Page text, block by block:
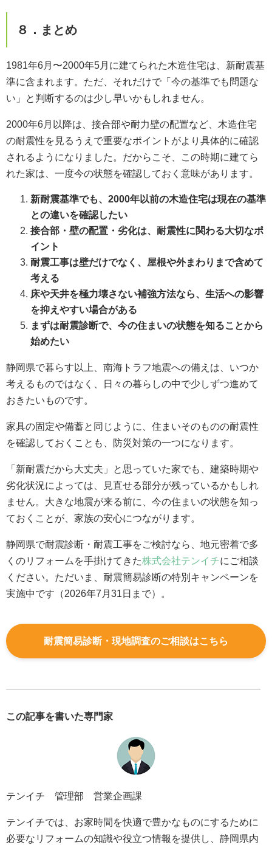
８．まとめ
1981年6月〜2000年5月に建てられた木造住宅は、新耐震基
準に含まれます。ただ、それだけで「今の基準でも問題な
い」と判断するのは少し早いかもしれません。
2000年6月以降は、接合部や耐力壁の配置など、木造住宅
の耐震性を見るうえで重要なポイントがより具体的に確認
されるようになりました。だからこそ、この時期に建てら
れた家は、一度今の状態を確認しておく意味があります。
新耐震基準でも、2000年以前の木造住宅は現在の基準
との違いを確認したい
接合部・壁の配置・劣化は、耐震性に関わる大切なポ
イント
耐震工事は壁だけでなく、屋根や外まわりまで含めて
考える
床や天井を極力壊さない補強方法なら、生活への影響
を抑えやすい場合がある
まずは耐震診断で、今の住まいの状態を知ることから
始めたい
静岡県で暮らす以上、南海トラフ地震への備えは、いつか
考えるものではなく、日々の暮らしの中で少しずつ進めて
おきたいものです。
家具の固定や備蓄と同じように、住まいそのものの耐震性
を確認しておくことも、防災対策の一つになります。
「新耐震だから大丈夫」と思っていた家でも、建築時期や
劣化状況によっては、見直せる部分が残っているかもしれ
ません。大きな地震が来る前に、今の住まいの状態を知っ
ておくことが、家族の安心につながります。
静岡県で耐震診断・耐震工事をご検討なら、地元密着で多
くのリフォームを手掛けてきた株式会社テンイチにご相談
ください。ただいま、耐震簡易診断の特別キャンペーンを
実施中です（2026年7月31日まで）。
耐震簡易診断・現地調査のご相談はこちら
この記事を書いた専門家
テンイチ 管理部 営業企画課
テンイチでは、お家時間を快適で豊かなものにするために
必要なリフォームの知識や役立つ情報を提供し、静岡県内